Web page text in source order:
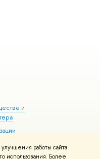
работы сайта
использования. Более
и
здоровья